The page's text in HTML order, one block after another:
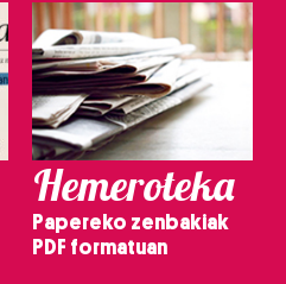
Hemeroteka
Papereko zenbakiak
PDF formatuan